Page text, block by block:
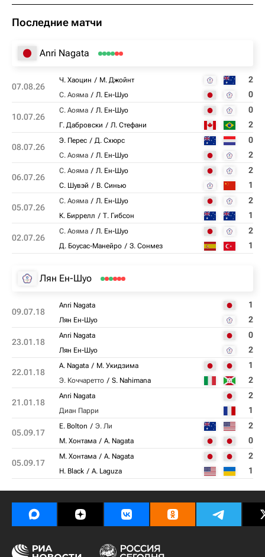
Последние матчи
Anri Nagata
07.08.26
Ч. Хаоцин М. Джойнт 2
С. Аояма Л. Ен-Шуо 0
10.07.26
С. Аояма Л. Ен-Шуо 0
Г. Дабровски Л. Стефани 2
08.07.26
Э. Перес Д. Схюрс 0
С. Аояма Л. Ен-Шуо 2
06.07.26
С. Аояма Л. Ен-Шуо 2
С. Шувэй В. Синью 1
05.07.26
С. Аояма Л. Ен-Шуо 2
К. Биррелл Т. Гибсон 1
02.07.26
С. Аояма Л. Ен-Шуо 2
Д. Боусас-Манейро З. Сонмез 1
Лян Ен-Шуо
09.07.18
Anri Nagata 1
Лян Ен-Шуо 2
23.01.18
Anri Nagata 0
Лян Ен-Шуо 2
22.01.18
A. Nagata М. Укидзима 1
Э. Коччаретто S. Nahimana 2
21.01.18
Anri Nagata 2
Диан Парри 1
05.09.17
E. Bolton Э. Ли 2
М. Хонтама A. Nagata 0
05.09.17
М. Хонтама A. Nagata 2
H. Black A. Laguza 1